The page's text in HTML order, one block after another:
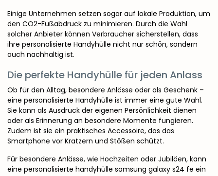
Einige Unternehmen setzen sogar auf lokale Produktion, um
den CO2-Fußabdruck zu minimieren. Durch die Wahl
solcher Anbieter können Verbraucher sicherstellen, dass
ihre personalisierte Handyhülle nicht nur schön, sondern
auch nachhaltig ist.
Die perfekte Handyhülle für jeden Anlass
Ob für den Alltag, besondere Anlässe oder als Geschenk –
eine personalisierte Handyhülle ist immer eine gute Wahl.
Sie kann als Ausdruck der eigenen Persönlichkeit dienen
oder als Erinnerung an besondere Momente fungieren.
Zudem ist sie ein praktisches Accessoire, das das
Smartphone vor Kratzern und Stößen schützt.
Für besondere Anlässe, wie Hochzeiten oder Jubiläen, kann
eine personalisierte handyhülle samsung galaxy s24 fe ein